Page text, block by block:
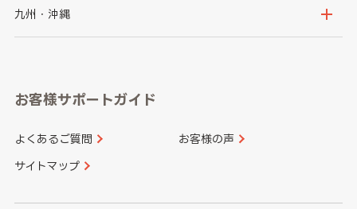
山梨県
愛知県
京都府
和歌山県
鳥取県
山口県
香川県 愛媛県
九州・沖縄
長崎県
大分県 宮崎県
お客様サポートガイド
よくあるご質問 お客様の声
サイトマップ